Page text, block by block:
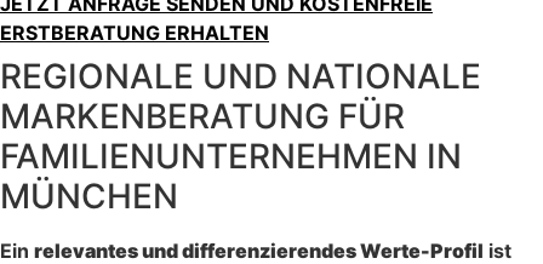
ERSTBERATUNG ERHALTEN
REGIONALE UND NATIONALE
MARKENBERATUNG FÜR
FAMILIENUNTERNEHMEN IN
MÜNCHEN
Ein relevantes und differenzierendes Werte-Profil ist